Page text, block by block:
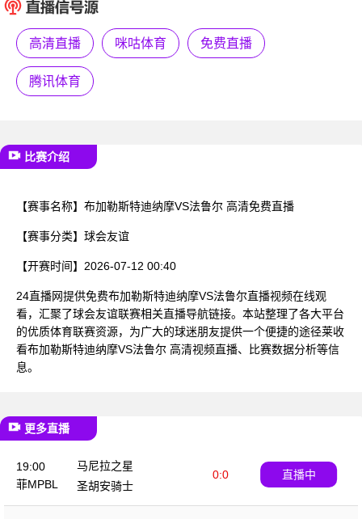
高清直播 咪咕体育 免费直播
腾讯体育
比赛介绍
【赛事名称】 布加勒斯特迪纳摩VS法鲁尔 高清免费直播
【赛事分类】 球会友谊
【开赛时间】 2026-07-12 00:40
24直播网提供免费布加勒斯特迪纳摩VS法鲁尔直播视频在线观
看，汇聚了球会友谊联赛相关直播导航链接。本站整理了各大平台
的优质体育联赛资源，为广大的球迷朋友提供一个便捷的途径莱收
看布加勒斯特迪纳摩VS法鲁尔 高清视频直播、比赛数据分析等信
息。
更多直播
19:00
菲MPBL
马尼拉之星
0:0
圣胡安骑士
直播中